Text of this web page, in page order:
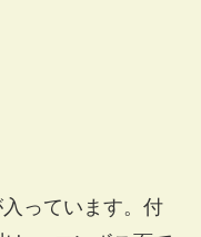
っています。付